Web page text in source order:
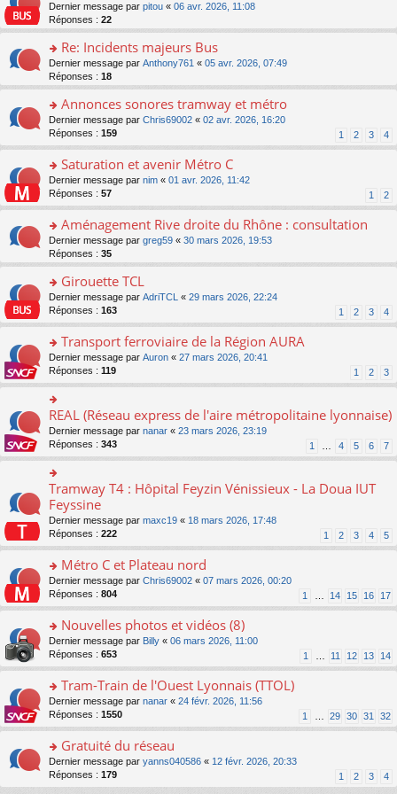
c
e
nt
pl
u
ré
c
e
nt
n
o
n
lu
le
pl
u
ré
c
e
nt
s
a
e
n
o
n
lu
le
pl
u
ré
c
e
nt
er
le
m
e
s
s
a
e
n
o
n
lu
le
pl
ré
c
e
nt
o
n
s
ult
er
le
m
e
s
s
a
g
e
n
o
n
le
pl
u
ré
c
e
nt
Dernier message par pitou « 06 avr. 2026, 11:08
Réponses : 22
o
n
s
ult
er
le
s
s
a
g
e
n
o
n
le
pl
u
s
ré
c
e
nt
Re: Incidents majeurs Bus
Dernier message par Anthony761 « 05 avr. 2026, 07:49
Réponses : 18
o
n
s
ult
er
le
m
e
s
s
a
g
e
n
o
le
pl
u
s
ré
c
e
nt
Annonces sonores tramway et métro
Dernier message par Chris69002 « 02 avr. 2026, 16:20
Réponses : 159 1 2 3 4
o
n
s
ult
er
le
m
s
s
a
g
e
n
o
le
pl
u
s
ré
c
e
nt
Saturation et avenir Métro C
Dernier message par nim « 01 avr. 2026, 11:42
Réponses : 57 1 2
o
n
s
ult
er
le
s
s
a
g
e
n
o
n
pl
u
s
ré
c
e
Aménagement Rive droite du Rhône : consultation
Dernier message par greg59 « 30 mars 2026, 19:53
Réponses : 35
o
n
s
ult
er
le
m
e
s
s
a
g
e
n
o
n
lu
le
pl
u
s
ré
c
Girouette TCL
Dernier message par AdriTCL « 29 mars 2026, 22:24
Réponses : 163 1 2 3 4
o
n
s
ult
er
le
m
e
s
s
g
e
n
lu
le
pl
u
s
ré
c
Transport ferroviaire de la Région AURA
Dernier message par Auron « 27 mars 2026, 20:41
Réponses : 119 1 2 3
o
n
s
er
le
m
e
s
s
a
g
e
n
o
n
lu
le
pl
u
ré
c
e
nt
REAL (Réseau express de l'aire métropolitaine lyonnaise)
Dernier message par nanar « 23 mars 2026, 23:19
Réponses : 343 1 4 5 6 7
o
n
ult
er
le
m
e
s
s
a
g
e
n
o
n
lu
le
pl
s
ré
c
Tramway T4 : Hôpital Feyzin Vénissieux - La Doua IUT
Feyssine
Dernier message par maxc19 « 18 mars 2026, 17:48
Réponses : 222 1 2 3 4 5
o
n
s
ult
er
le
m
e
s
s
a
g
n
o
n
Métro C et Plateau nord
Dernier message par Chris69002 « 07 mars 2026, 00:20
Réponses : 804 1 14 15 16 17
o
n
s
ult
er
le
m
e
s
s
a
g
Nouvelles photos et vidéos (8)
Dernier message par Billy « 06 mars 2026, 11:00
Réponses : 653 1 11 12 13 14
o
n
s
ult
er
le
m
Tram-Train de l'Ouest Lyonnais (TTOL)
Dernier message par nanar « 24 févr. 2026, 11:56
Réponses : 1550 1 29 30 31 32
o
n
s
Gratuité du réseau
Dernier message par yanns040586 « 12 févr. 2026, 20:33
Réponses : 179 1 2 3 4